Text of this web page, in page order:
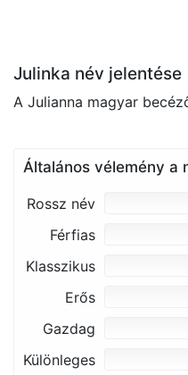
Julinka név jelentése
A Julianna magyar
Általános vélemény a
Rossz név
Férfias
Klasszikus
Erős
Gazdag
Különleges